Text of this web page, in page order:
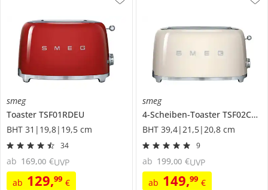
smeg
Toaster TSF01RDEU
BHT 31|19,8|19,5 cm
34
ab 129,99 €
ab 169,00 €UVP
smeg
4-Scheiben-Toaster TSF02CREU
BHT 39,4|21,5|20,8 cm
9
ab 149,99 €
ab 199,00 €UVP